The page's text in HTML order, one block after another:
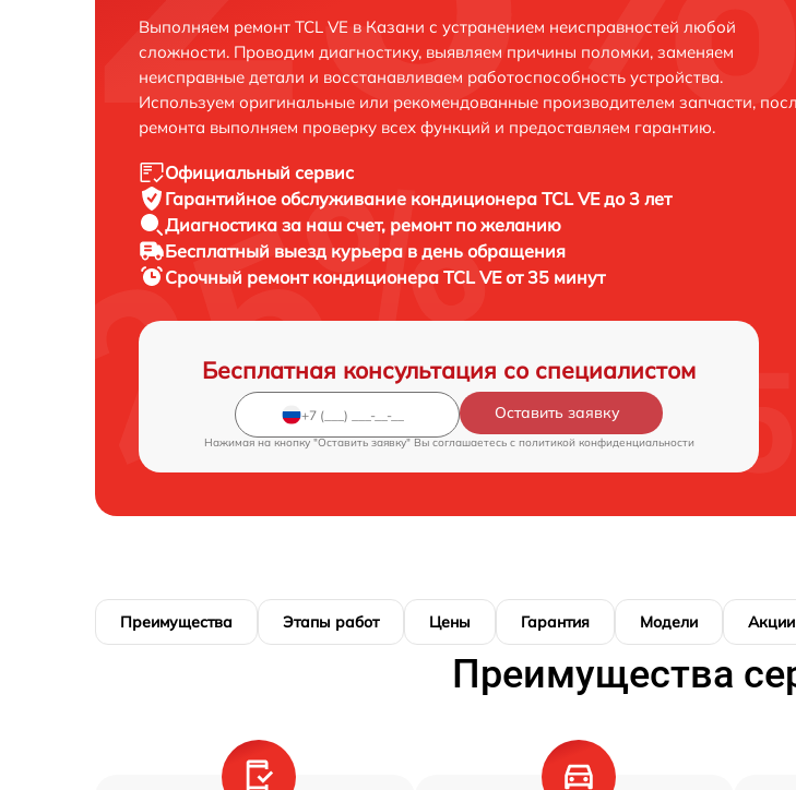
Выполняем ремонт TCL VE в Казани с устранением неисправностей любой
сложности. Проводим диагностику, выявляем причины поломки, заменяем
неисправные детали и восстанавливаем работоспособность устройства.
Используем оригинальные или рекомендованные производителем запчасти,
ремонта выполняем проверку всех функций и предоставляем гарантию.
Официальный сервис
Гарантийное обслуживание кондиционера TCL VE до 3 лет
Диагностика за наш счет, ремонт по желанию
Бесплатный выезд курьера в день обращения
Срочный ремонт кондиционера TCL VE от 35 минут
Бесплатная консультация со специалистом
Оставить заявку
Нажимая на кнопку "Оставить заявку" Вы соглашаетесь c политикой конфиденциальности
Преимущества Этапы работ Цены Гарантия Модели Акции
Преимущества